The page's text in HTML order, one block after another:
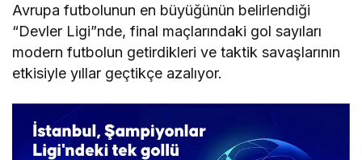
Avrupa futbolunun en büyüğünün belirlendiği
“Devler Ligi”nde, final maçlarındaki gol sayıları
modern futbolun getirdikleri ve taktik savaşlarının
etkisiyle yıllar geçtikçe azalıyor.